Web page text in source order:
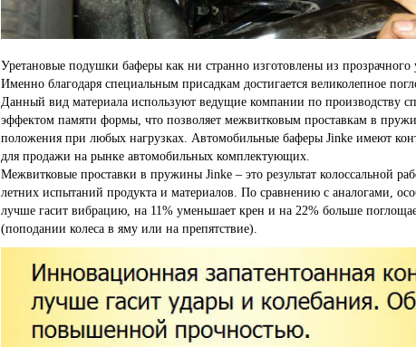
Уретановые подушки баферы как ни странно изготовлены из
Именно благодаря специальным присадкам достигается великолепное
Данный вид материала используют ведущие компании по производству
эффектом памяти формы, что позволяет межвитковым проставкам в
положения при любых нагрузках. Автомобильные баферы Jinke имеют
для продажи на рынке автомобильных комплектующих.
Межвитковые проставки в пружины Jinke – это результат колоссальной
летних испытаний продукта и материалов. По сравнению с аналогами,
лучше гасит вибрацию, на 11% уменьшает крен и на 22% больше
(поподании колеса в яму или на препятствие).